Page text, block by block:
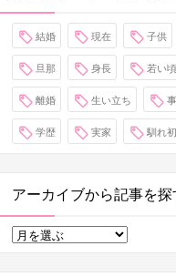
結婚 現在 子供
旦那 身長 若い頃
離婚 生い立ち
学歴 実家 馴れ
アーカイブから記事を探